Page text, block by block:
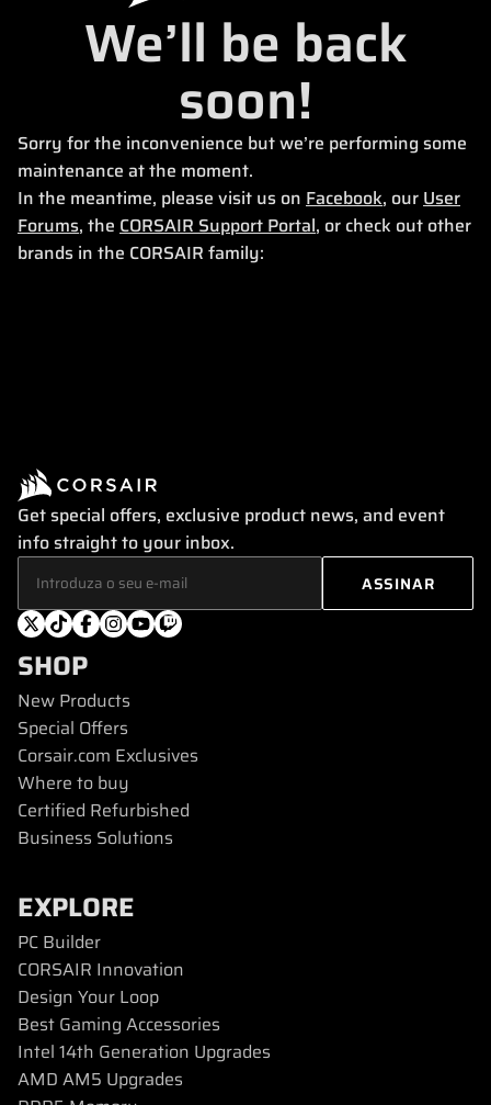
We’ll be back
soon!
Sorry for the inconvenience but we’re performing some
maintenance at the moment.
In the meantime, please visit us on Facebook, our User
Forums, the CORSAIR Support Portal, or check out other
brands in the CORSAIR family:
Get special offers, exclusive product news, and event
info straight to your inbox.
SHOP
New Products
Special Offers
Corsair.com Exclusives
Where to buy
Certified Refurbished
Business Solutions
EXPLORE
PC Builder
CORSAIR Innovation
Design Your Loop
Best Gaming Accessories
Intel 14th Generation Upgrades
AMD AM5 Upgrades